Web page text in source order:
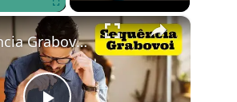
Fullscreen ×
Sequência Grabovoi Para Otimizar o Foco no Trabalho 419 814